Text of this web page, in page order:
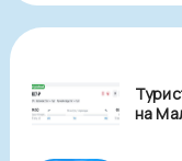
на